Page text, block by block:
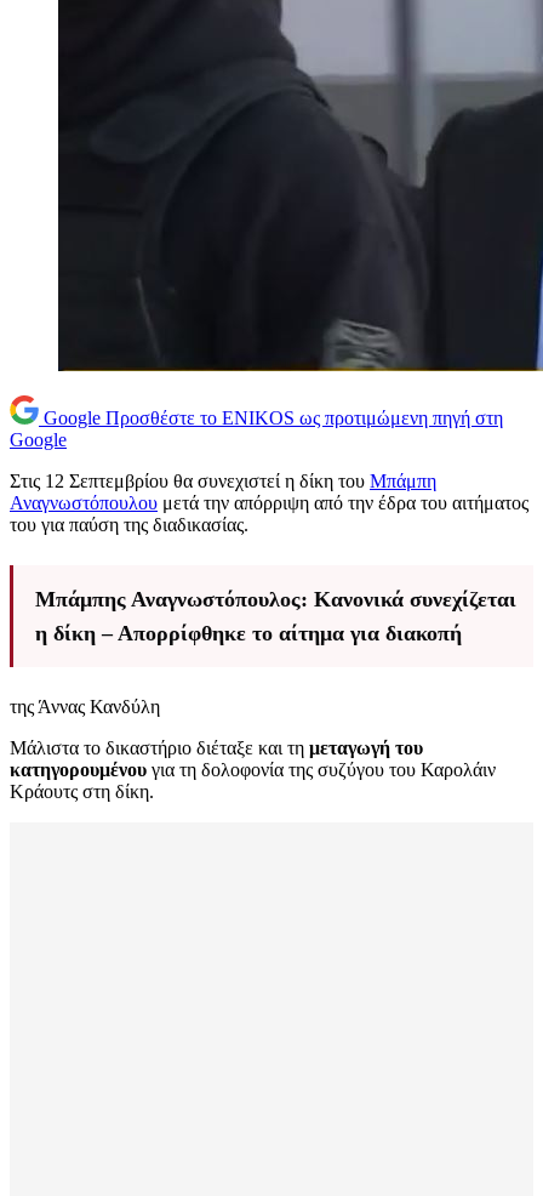
Google Προσθέστε το ENIKOS ως προτιμώμενη πηγή στη
Google
Στις 12 Σεπτεμβρίου θα συνεχιστεί η δίκη του Μπάμπη
Αναγνωστόπουλου μετά την απόρριψη από την έδρα του αιτήματος
του για παύση της διαδικασίας.
Μπάμπης Αναγνωστόπουλος: Κανονικά συνεχίζεται
η δίκη – Απορρίφθηκε το αίτημα για διακοπή
της Άννας Κανδύλη
Μάλιστα το δικαστήριο διέταξε και τη μεταγωγή του
κατηγορουμένου για τη δολοφονία της συζύγου του Καρολάιν
Κράουτς στη δίκη.